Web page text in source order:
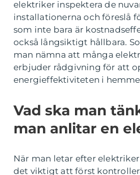
elektriker inspektera de
installationerna och föreslå
som inte bara är
också långsiktigt hållbara.
man nämna att många
erbjuder rådgivning för att
energieffektiviteten i
Vad ska man
man anlitar en
När man letar efter
det viktigt att först